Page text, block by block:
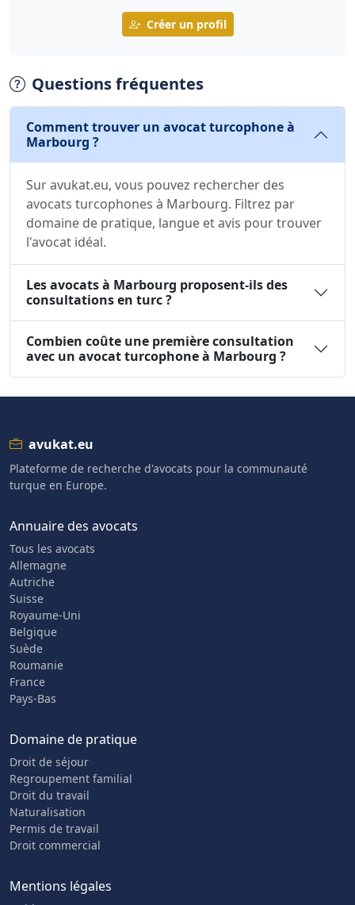
Créer un profil
Questions fréquentes
Comment trouver un avocat turcophone à
Marbourg ?
Sur avukat.eu, vous pouvez rechercher des
avocats turcophones à Marbourg. Filtrez par
domaine de pratique, langue et avis pour trouver
l'avocat idéal.
Les avocats à Marbourg proposent-ils des
consultations en turc ?
Combien coûte une première consultation
avec un avocat turcophone à Marbourg ?
avukat.eu
Plateforme de recherche d'avocats pour la communauté
turque en Europe.
Annuaire des avocats
Tous les avocats
Allemagne
Autriche
Suisse
Royaume-Uni
Belgique
Suède
Roumanie
France
Pays-Bas
Domaine de pratique
Droit de séjour
Regroupement familial
Droit du travail
Naturalisation
Permis de travail
Droit commercial
Mentions légales